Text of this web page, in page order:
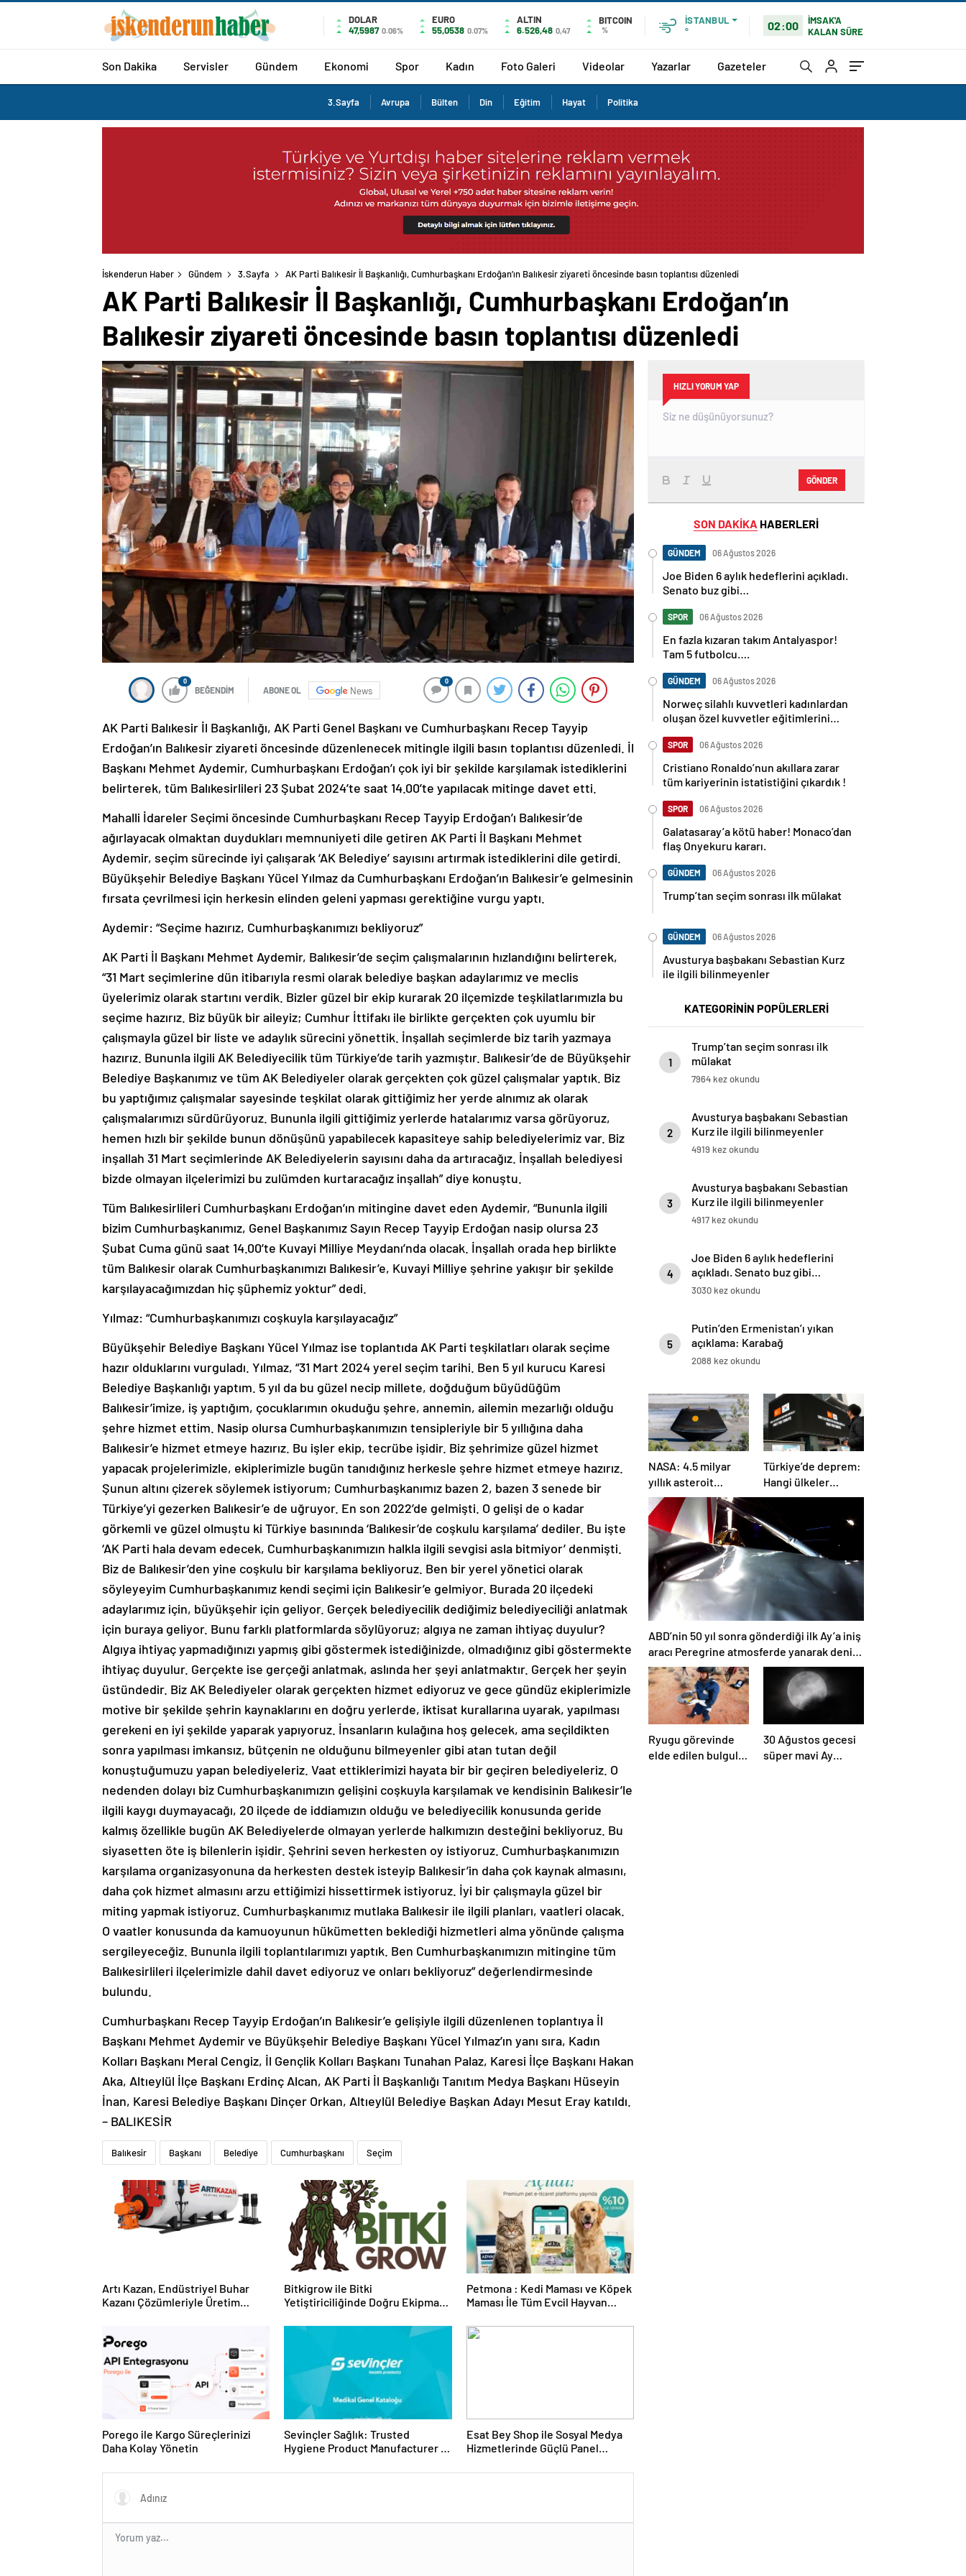
DOLAR
47,5987 0.06%
EURO
55,0538 0.07%
ALTIN
6.526,48 0,47
BITCOIN
%
İSTANBUL
°
02:00
İMSAK'A
KALAN SÜRE
Son Dakika Servisler Gündem Ekonomi Spor Kadın Foto Galeri Videolar Yazarlar Gazeteler
3.Sayfa Avrupa Bülten Din Eğitim Hayat Politika
İskenderun Haber Gündem 3.Sayfa AK Parti Balıkesir İl Başkanlığı, Cumhurbaşkanı Erdoğan’ın Balıkesir ziyareti öncesinde basın toplantısı düzenledi
AK Parti Balıkesir İl Başkanlığı, Cumhurbaşkanı Erdoğan’ın
Balıkesir ziyareti öncesinde basın toplantısı düzenledi
0
BEĞENDİM ABONE OL News
0
AK Parti Balıkesir İl Başkanlığı, AK Parti Genel Başkanı ve Cumhurbaşkanı Recep Tayyip
Erdoğan’ın Balıkesir ziyareti öncesinde düzenlenecek mitingle ilgili basın toplantısı düzenledi. İl
Başkanı Mehmet Aydemir, Cumhurbaşkanı Erdoğan’ı çok iyi bir şekilde karşılamak istediklerini
belirterek, tüm Balıkesirlileri 23 Şubat 2024’te saat 14.00’te yapılacak mitinge davet etti.
Mahalli İdareler Seçimi öncesinde Cumhurbaşkanı Recep Tayyip Erdoğan’ı Balıkesir’de
ağırlayacak olmaktan duydukları memnuniyeti dile getiren AK Parti İl Başkanı Mehmet
Aydemir, seçim sürecinde iyi çalışarak ‘AK Belediye’ sayısını artırmak istediklerini dile getirdi.
Büyükşehir Belediye Başkanı Yücel Yılmaz da Cumhurbaşkanı Erdoğan’ın Balıkesir’e gelmesinin
fırsata çevrilmesi için herkesin elinden geleni yapması gerektiğine vurgu yaptı.
Aydemir: “Seçime hazırız, Cumhurbaşkanımızı bekliyoruz”
AK Parti İl Başkanı Mehmet Aydemir, Balıkesir’de seçim çalışmalarının hızlandığını belirterek,
“31 Mart seçimlerine dün itibarıyla resmi olarak belediye başkan adaylarımız ve meclis
üyelerimiz olarak startını verdik. Bizler güzel bir ekip kurarak 20 ilçemizde teşkilatlarımızla bu
seçime hazırız. Biz büyük bir aileyiz; Cumhur İttifakı ile birlikte gerçekten çok uyumlu bir
çalışmayla güzel bir liste ve adaylık sürecini yönettik. İnşallah seçimlerde biz tarih yazmaya
hazırız. Bununla ilgili AK Belediyecilik tüm Türkiye’de tarih yazmıştır. Balıkesir’de de Büyükşehir
Belediye Başkanımız ve tüm AK Belediyeler olarak gerçekten çok güzel çalışmalar yaptık. Biz
bu yaptığımız çalışmalar sayesinde teşkilat olarak gittiğimiz her yerde alnımız ak olarak
çalışmalarımızı sürdürüyoruz. Bununla ilgili gittiğimiz yerlerde hatalarımız varsa görüyoruz,
hemen hızlı bir şekilde bunun dönüşünü yapabilecek kapasiteye sahip belediyelerimiz var. Biz
inşallah 31 Mart seçimlerinde AK Belediyelerin sayısını daha da artıracağız. İnşallah belediyesi
bizde olmayan ilçelerimizi bu zulümden kurtaracağız inşallah” diye konuştu.
Tüm Balıkesirlileri Cumhurbaşkanı Erdoğan’ın mitingine davet eden Aydemir, “Bununla ilgili
bizim Cumhurbaşkanımız, Genel Başkanımız Sayın Recep Tayyip Erdoğan nasip olursa 23
Şubat Cuma günü saat 14.00’te Kuvayi Milliye Meydanı’nda olacak. İnşallah orada hep birlikte
tüm Balıkesir olarak Cumhurbaşkanımızı Balıkesir’e, Kuvayi Milliye şehrine yakışır bir şekilde
karşılayacağımızdan hiç şüphemiz yoktur” dedi.
Yılmaz: “Cumhurbaşkanımızı coşkuyla karşılayacağız”
Büyükşehir Belediye Başkanı Yücel Yılmaz ise toplantıda AK Parti teşkilatları olarak seçime
hazır olduklarını vurguladı. Yılmaz, “31 Mart 2024 yerel seçim tarihi. Ben 5 yıl kurucu Karesi
Belediye Başkanlığı yaptım. 5 yıl da bu güzel necip millete, doğduğum büyüdüğüm
Balıkesir’imize, iş yaptığım, çocuklarımın okuduğu şehre, annemin, ailemin mezarlığı olduğu
şehre hizmet ettim. Nasip olursa Cumhurbaşkanımızın tensipleriyle bir 5 yıllığına daha
Balıkesir’e hizmet etmeye hazırız. Bu işler ekip, tecrübe işidir. Biz şehrimize güzel hizmet
yapacak projelerimizle, ekiplerimizle bugün tanıdığınız herkesle şehre hizmet etmeye hazırız.
Şunun altını çizerek söylemek istiyorum; Cumhurbaşkanımız bazen 2, bazen 3 senede bir
Türkiye’yi gezerken Balıkesir’e de uğruyor. En son 2022’de gelmişti. O gelişi de o kadar
görkemli ve güzel olmuştu ki Türkiye basınında ‘Balıkesir’de coşkulu karşılama’ dediler. Bu işte
‘AK Parti hala devam edecek, Cumhurbaşkanımızın halkla ilgili sevgisi asla bitmiyor’ denmişti.
Biz de Balıkesir’den yine coşkulu bir karşılama bekliyoruz. Ben bir yerel yönetici olarak
söyleyeyim Cumhurbaşkanımız kendi seçimi için Balıkesir’e gelmiyor. Burada 20 ilçedeki
adaylarımız için, büyükşehir için geliyor. Gerçek belediyecilik dediğimiz belediyeciliği anlatmak
için buraya geliyor. Bunu farklı platformlarda söylüyoruz; algıya ne zaman ihtiyaç duyulur?
Algıya ihtiyaç yapmadığınızı yapmış gibi göstermek istediğinizde, olmadığınız gibi göstermekte
ihtiyaç duyulur. Gerçekte ise gerçeği anlatmak, aslında her şeyi anlatmaktır. Gerçek her şeyin
üstündedir. Biz AK Belediyeler olarak gerçekten hizmet ediyoruz ve gece gündüz ekiplerimizle
motive bir şekilde şehrin kaynaklarını en doğru yerlerde, iktisat kurallarına uyarak, yapılması
gerekeni en iyi şekilde yaparak yapıyoruz. İnsanların kulağına hoş gelecek, ama seçildikten
sonra yapılması imkansız, bütçenin ne olduğunu bilmeyenler gibi atan tutan değil
konuştuğumuzu yapan belediyeleriz. Vaat ettiklerimizi hayata bir bir geçiren belediyeleriz. O
nedenden dolayı biz Cumhurbaşkanımızın gelişini coşkuyla karşılamak ve kendisinin Balıkesir’le
ilgili kaygı duymayacağı, 20 ilçede de iddiamızın olduğu ve belediyecilik konusunda geride
kalmış özellikle bugün AK Belediyelerde olmayan yerlerde halkımızın desteğini bekliyoruz. Bu
siyasetten öte iş bilenlerin işidir. Şehrini seven herkesten oy istiyoruz. Cumhurbaşkanımızın
karşılama organizasyonuna da herkesten destek isteyip Balıkesir’in daha çok kaynak almasını,
daha çok hizmet almasını arzu ettiğimizi hissettirmek istiyoruz. İyi bir çalışmayla güzel bir
miting yapmak istiyoruz. Cumhurbaşkanımız mutlaka Balıkesir ile ilgili planları, vaatleri olacak.
O vaatler konusunda da kamuoyunun hükümetten beklediği hizmetleri alma yönünde çalışma
sergileyeceğiz. Bununla ilgili toplantılarımızı yaptık. Ben Cumhurbaşkanımızın mitingine tüm
Balıkesirlileri ilçelerimizle dahil davet ediyoruz ve onları bekliyoruz” değerlendirmesinde
bulundu.
Cumhurbaşkanı Recep Tayyip Erdoğan’ın Balıkesir’e gelişiyle ilgili düzenlenen toplantıya İl
Başkanı Mehmet Aydemir ve Büyükşehir Belediye Başkanı Yücel Yılmaz’ın yanı sıra, Kadın
Kolları Başkanı Meral Cengiz, İl Gençlik Kolları Başkanı Tunahan Palaz, Karesi İlçe Başkanı Hakan
Aka, Altıeylül İlçe Başkanı Erdinç Alcan, AK Parti İl Başkanlığı Tanıtım Medya Başkanı Hüseyin
İnan, Karesi Belediye Başkanı Dinçer Orkan, Altıeylül Belediye Başkan Adayı Mesut Eray katıldı.
– BALIKESİR
Balıkesir Başkanı Belediye Cumhurbaşkanı Seçim
Artı Kazan, Endüstriyel Buhar
Kazanı Çözümleriyle Üretim
Bitkigrow ile Bitki
Yetiştiriciliğinde Doğru Ekipman
Petmona : Kedi Maması ve Köpek
Maması İle Tüm Evcil Hayvan
Porego ile Kargo Süreçlerinizi
Daha Kolay Yönetin
Sevinçler Sağlık: Trusted
Hygiene Product Manufacturer in
Esat Bey Shop ile Sosyal Medya
Hizmetlerinde Güçlü Panel
HIZLI YORUM YAP
GÖNDER
SON DAKİKA HABERLERİ
GÜNDEM 06 Ağustos 2026
Joe Biden 6 aylık hedeflerini açıkladı.
Senato buz gibi…
SPOR 06 Ağustos 2026
En fazla kızaran takım Antalyaspor!
Tam 5 futbolcu….
GÜNDEM 06 Ağustos 2026
Norweç silahlı kuvvetleri kadınlardan
oluşan özel kuvvetler eğitimlerini
SPOR 06 Ağustos 2026
Cristiano Ronaldo’nun akıllara zarar
tüm kariyerinin istatistiğini çıkardık !
SPOR 06 Ağustos 2026
Galatasaray’a kötü haber! Monaco’dan
flaş Onyekuru kararı.
GÜNDEM 06 Ağustos 2026
Trump’tan seçim sonrası ilk mülakat
GÜNDEM 06 Ağustos 2026
Avusturya başbakanı Sebastian Kurz
ile ilgili bilinmeyenler
KATEGORİNİN POPÜLERLERİ
1
Trump’tan seçim sonrası ilk
mülakat
7964 kez okundu
2
Avusturya başbakanı Sebastian
Kurz ile ilgili bilinmeyenler
4919 kez okundu
3
Avusturya başbakanı Sebastian
Kurz ile ilgili bilinmeyenler
4917 kez okundu
4
Joe Biden 6 aylık hedeflerini
açıkladı. Senato buz gibi…
3030 kez okundu
5
Putin’den Ermenistan’ı yıkan
açıklama: Karabağ
Azerbaycan’ın ayrılmaz bir
2088 kez okundu
NASA: 4.5 milyar
yıllık asteroit
örnekleri Dünya’ya
getirildi; yaşamın
başlangıcına ışık
tutabilir
Türkiye’de deprem:
Hangi ülkeler
yardım ediyor?
ABD’nin 50 yıl sonra gönderdiği ilk Ay’a iniş
aracı Peregrine atmosferde yanarak denize
düştü
Ryugu görevinde
elde edilen bulgular
30 Ağustos gecesi
süper mavi Ay